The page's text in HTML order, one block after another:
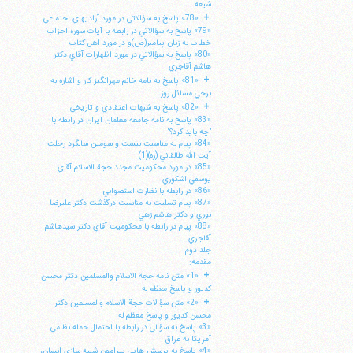
شيعه
+ «78» پاسخ به سؤالاتي در مورد آزاديهاي اجتماعي
«79» پاسخ به سؤالاتي در رابطه با آيات سوره احزاب
خطاب به زنان پيامبر(ص)و در مورد اهل كتاب
«80» پاسخ به سؤالاتي در مورد اظهارات آقاي دكتر
هاشم آقاجري
+
«81» پاسخ به نامه خانم مهرانگيز كار و اشاره به
برخي مسائل روز
+ «82» پاسخ به شبهات اعتقادي و تاريخي
«83» پاسخ به نامه جامعه معلمان ايران در رابطه با:
"چه بايد كرد؟"
«84» پيام به مناسبت بيست و سومين سالگرد رحلت
آيت الله طالقاني (ره)(1)
«85» در مورد محكوميت مجدد حجة الاسلام آقاي
يوسفي اشكوري
«86» در رابطه با نظارت استصوابي
«87» پيام تسليت به مناسبت درگذشت دكتر عليرضا
نوري و دكتر هاشم زهي
«88» پيام در رابطه با محكوميت آقاي دكتر سيدهاشم
آقاجري
جلد دوم
مقدمه:
+
«1» متن نامه حجة الاسلام والمسلمين دكتر محسن
كديور و پاسخ معظم له
+
«2» متن سؤالات حجة الاسلام والمسلمين دكتر
محسن كديور و پاسخ معظم له
«3» پاسخ به سؤالي در رابطه با احتمال حمله نظامي
آمريكا به عراق